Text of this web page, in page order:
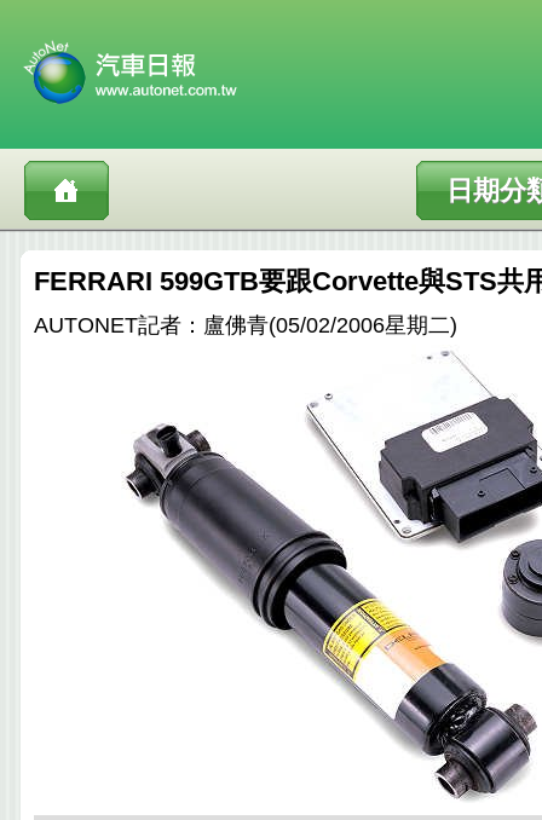
日期分
FERRARI 599GTB要跟Corvette與STS共
AUTONET記者：盧佛青(05/02/2006星期二)